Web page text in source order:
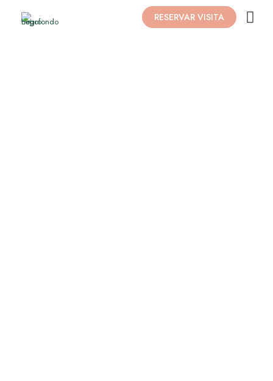
RESERVAR VISITA